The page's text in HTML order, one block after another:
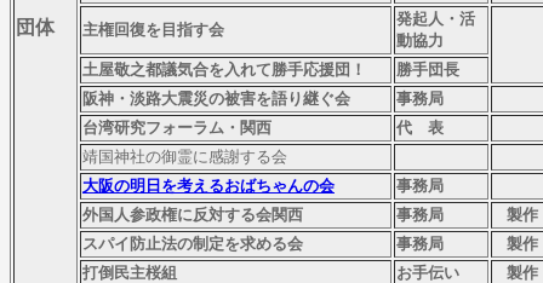
団体 主権回復を目指す会
発起人・活
動協力
土屋敬之都議気合を入れて勝手応援団！
勝手団長
阪神・淡路大震災の被害を語り継ぐ会
事務局
台湾研究フォーラム・関西
代 表
靖国神社の御霊に感謝する会
大阪の明日を考えるおばちゃんの会
事務局
外国人参政権に反対する会関西
事務局
製作
スパイ防止法の制定を求める会
事務局
製作
打倒民主桜組
お手伝い
製作